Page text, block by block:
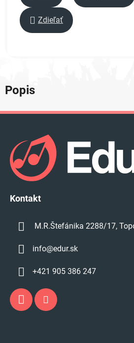
Zdieľať
Popis
Kontakt
M.R.Štefánika 2288/17,
info@edur.sk
+421 905 386 247